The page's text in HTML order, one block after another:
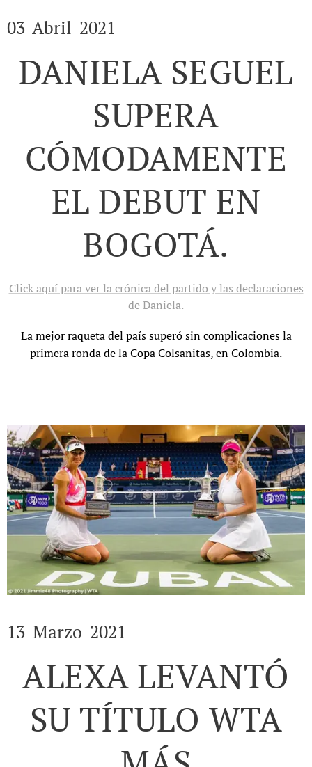
03-Abril-2021
DANIELA SEGUEL
SUPERA
CÓMODAMENTE
EL DEBUT EN
BOGOTÁ.
Click aquí para ver la crónica del partido y las declaraciones
de Daniela.
La mejor raqueta del país superó sin complicaciones la
primera ronda de la Copa Colsanitas, en Colombia.
13-Marzo-2021
ALEXA LEVANTÓ
SU TÍTULO WTA